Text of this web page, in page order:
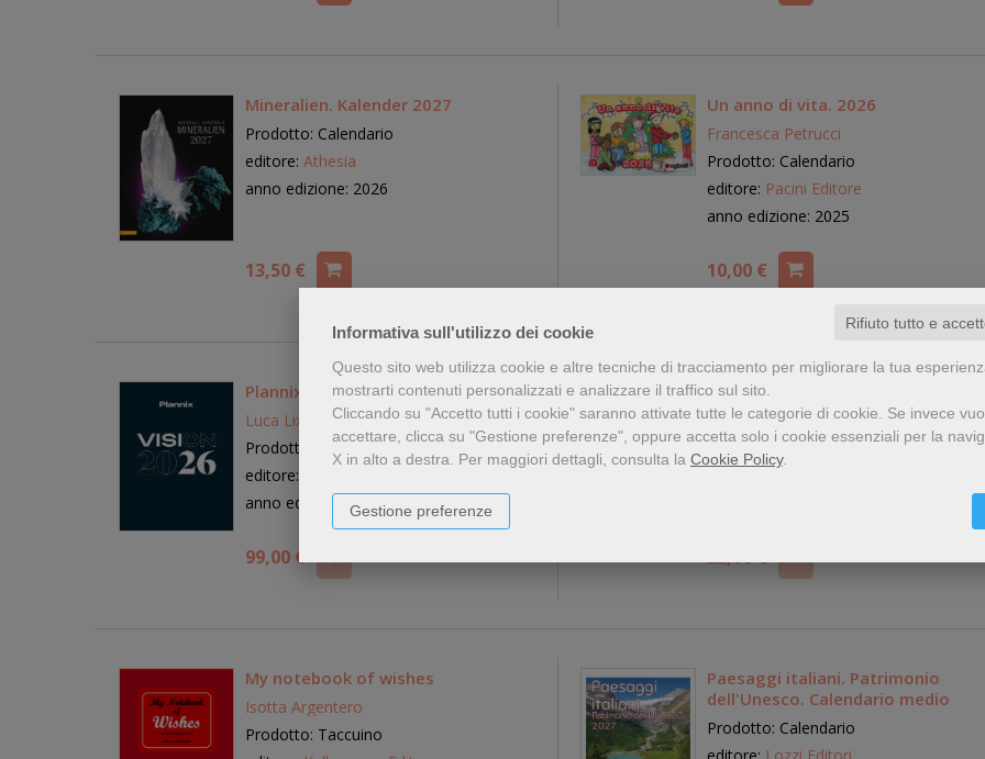
Informativa sull'utilizzo dei cookie
Rifiuto tutto e
Questo sito web utilizza cookie e altre tecniche di tracciamento per migliorare la tua
mostrarti contenuti personalizzati e analizzare il traffico sul sito.
Cliccando su "Accetto tutti i cookie" saranno attivate tutte le categorie di cookie. Se invece
accettare, clicca su "Gestione preferenze", oppure accetta solo i cookie essenziali per la
X in alto a destra. Per maggiori dettagli, consulta la Cookie Policy.
Gestione preferenze
Mineralien. Kalender 2027
Prodotto: Calendario
editore: Athesia
anno edizione: 2026
13,50 €
Un anno di vita. 2026
Francesca Petrucci
Prodotto: Calendario
editore: Pacini Editore
anno edizione: 2025
10,00 €
Plannix Vision 2026
Luca Lixi
Prodotto: Agenda o diario
editore:
anno edizione: 2025
99,00 €
Calënder de Gherdëina 2026
Prodotto: Calendario
editore:Union di Ladins de Gherdëina
anno edizione: 2025
22,00 €
My notebook of wishes
Isotta Argentero
Prodotto: Taccuino
Paesaggi italiani. Patrimonio
dell'Unesco. Calendario medio
Prodotto: Calendario